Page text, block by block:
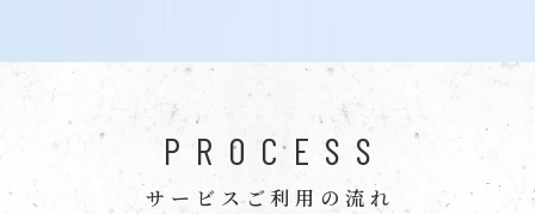
PROCESS
サービスご利用の流れ